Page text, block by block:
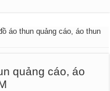
áo thun quảng cáo, áo thun
quảng cáo, áo